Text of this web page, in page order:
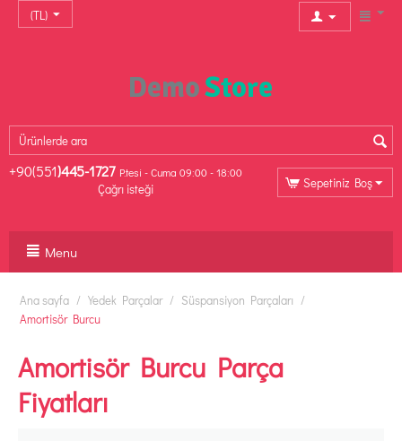
(TL)
+90(551)445-1727 P.tesi - Cuma 09:00 - 18:00
Çağrı isteği Sepetiniz Boş
Menu
Ana sayfa / Yedek Parçalar / Süspansiyon Parçaları /
Amortisör Burcu
Amortisör Burcu Parça
Fiyatları